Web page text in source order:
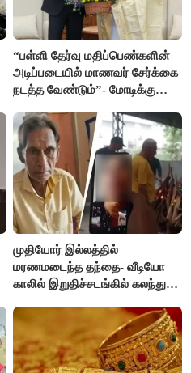
“பள்ளி தேர்வு மதிப்பெண்களின்
அடிப்படையில் மாணவர் சேர்க்கை
நடத்த வேண்டும்”- மோடிக்கு
முதியோர் இல்லத்தில்
மரணமடைந்த தந்தை- வீடியோ
காலில் இறுதிச்சடங்கில் கலந்து